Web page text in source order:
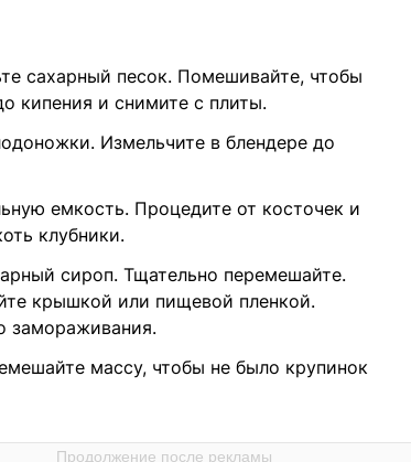
сахарный песок. Помешивайте, чтобы
кипения и снимите с плиты.
Измельчите в блендере до
емкость. Процедите от косточек и
клубники.
сироп. Тщательно перемешайте.
крышкой или пищевой пленкой.
замораживания.
массу, чтобы не было крупинок